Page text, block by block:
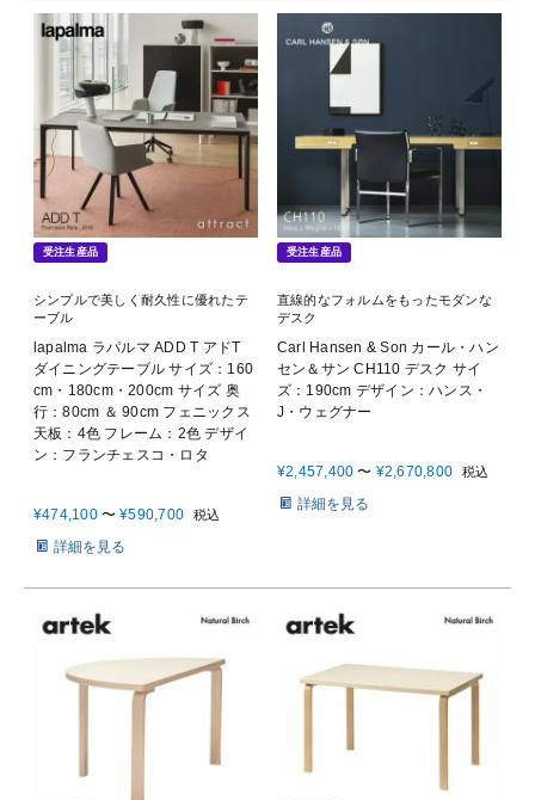
受注生産品
シンプルで美しく耐久性に優れたテ
ーブル
lapalma ラパルマ ADD T アドT
ダイニングテーブル サイズ：160
cm・180cm・200cm サイズ 奥
行：80cm ＆ 90cm フェニックス
天板：4色 フレーム：2色 デザイ
ン：フランチェスコ・ロタ
¥474,100 〜 ¥590,700 税込
詳細を見る
受注生産品
直線的なフォルムをもったモダンな
デスク
Carl Hansen & Son カール・ハン
セン＆サン CH110 デスク サイ
ズ：190cm デザイン：ハンス・
J・ウェグナー
¥2,457,400 〜 ¥2,670,800 税込
詳細を見る